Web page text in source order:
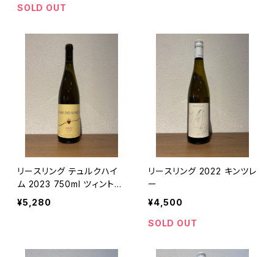
ヒト
SOLD OUT
リースリング テュルクハイ
ム 2023 750ml ツィント・
フンブレヒト 白ワイン フラン
ス アルザス
¥5,280
リースリング 2022 キンツレ
ー
¥4,500
SOLD OUT